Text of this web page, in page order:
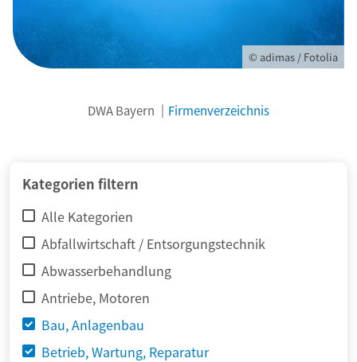
© adimas / Fotolia
DWA Bayern Firmenverzeichnis
Kategorien filtern
Alle Kategorien
Abfallwirtschaft / Entsorgungstechnik
Abwasserbehandlung
Antriebe, Motoren
Bau, Anlagenbau
Betrieb, Wartung, Reparatur